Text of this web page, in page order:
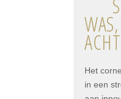
Het
in een